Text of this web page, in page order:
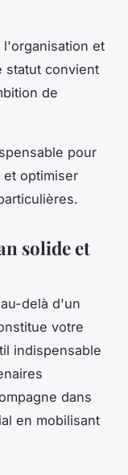
et
statut convient
de
pour
optimiser
solide et
delà d'un
votre
indispensable
dans
en mobilisant